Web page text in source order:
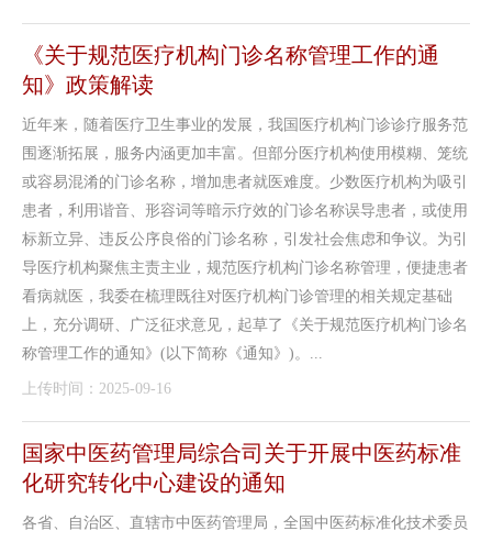
《关于规范医疗机构门诊名称管理工作的通
知》政策解读
近年来，随着医疗卫生事业的发展，我国医疗机构门诊诊疗服务范
围逐渐拓展，服务内涵更加丰富。但部分医疗机构使用模糊、笼统
或容易混淆的门诊名称，增加患者就医难度。少数医疗机构为吸引
患者，利用谐音、形容词等暗示疗效的门诊名称误导患者，或使用
标新立异、违反公序良俗的门诊名称，引发社会焦虑和争议。为引
导医疗机构聚焦主责主业，规范医疗机构门诊名称管理，便捷患者
看病就医，我委在梳理既往对医疗机构门诊管理的相关规定基础
上，充分调研、广泛征求意见，起草了《关于规范医疗机构门诊名
称管理工作的通知》(以下简称《通知》)。...
上传时间：2025-09-16
国家中医药管理局综合司关于开展中医药标准
化研究转化中心建设的通知
各省、自治区、直辖市中医药管理局，全国中医药标准化技术委员